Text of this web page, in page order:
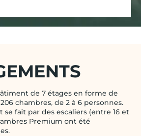
de 7 étages en forme de
chambres, de 2 à 6 personnes.
se fait par des escaliers (entre 16 et
Premium ont été